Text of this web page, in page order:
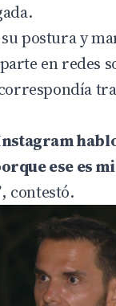
postura y
en redes
ese es
, contestó.